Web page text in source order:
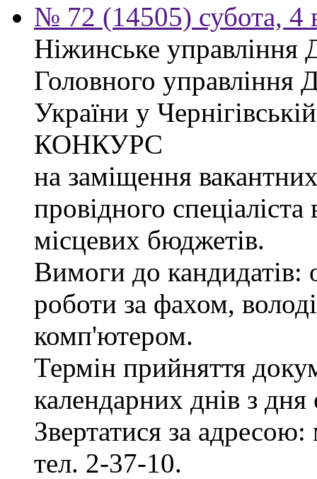
№ 72 (14505) субота, 4
Ніжинське управління
Головного управління
України у
КОНКУРС
на заміщення
провідного
місцевих бюджетів.
Вимоги до кандидатів:
роботи за фахом,
комп'ютером.
Термін прийняття
календарних днів з
Звертатися за
тел. 2-37-10.